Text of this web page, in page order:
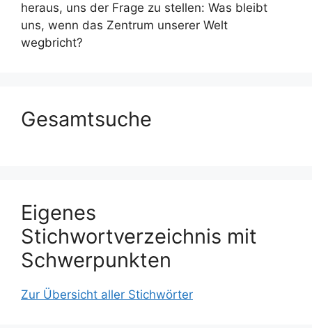
heraus, uns der Frage zu stellen: Was bleibt
uns, wenn das Zentrum unserer Welt
wegbricht?
Gesamtsuche
Eigenes
Stichwortverzeichnis mit
Schwerpunkten
Zur Übersicht aller Stichwörter